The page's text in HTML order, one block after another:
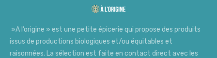
»A l’origine » est une petite épicerie qui propose des produits
issus de productions biologiques et/ou équitables et
raisonnées. La sélection est faite en contact direct avec les